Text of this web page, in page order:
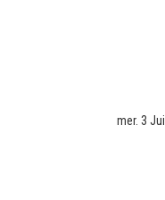
mer. 3 Juil.